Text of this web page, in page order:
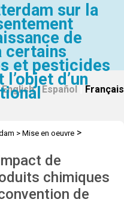
sur la
de
certains
et pesticides
d’un
English| Español Français
> Mise en oeuvre >
de
chimiques
de